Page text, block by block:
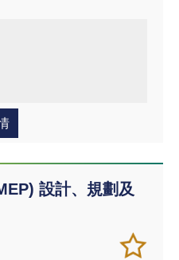
設計、規劃及
加
儲存